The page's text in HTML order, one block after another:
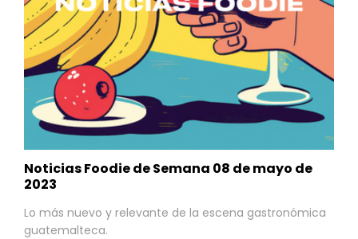
Noticias Foodie de Semana 08 de mayo de
2023
Lo más nuevo y relevante de la escena gastronómica
guatemalteca.